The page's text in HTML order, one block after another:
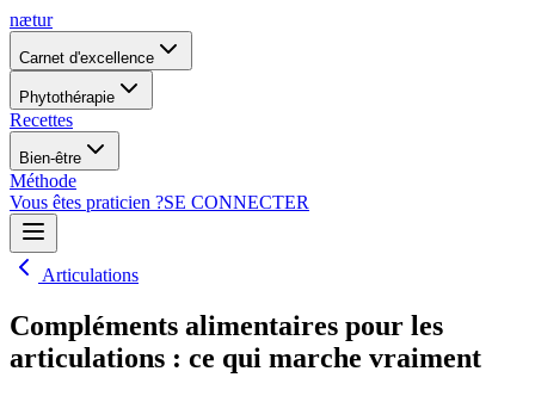
nætur
Carnet d'excellence
Phytothérapie
Recettes
Bien-être
Méthode
Vous êtes praticien ?SE CONNECTER
Articulations
Compléments alimentaires pour les
articulations : ce qui marche vraiment